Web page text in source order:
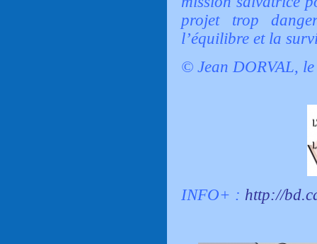
projet trop
l’équilibre et la
© Jean DORVAL,
INFO+ : http://